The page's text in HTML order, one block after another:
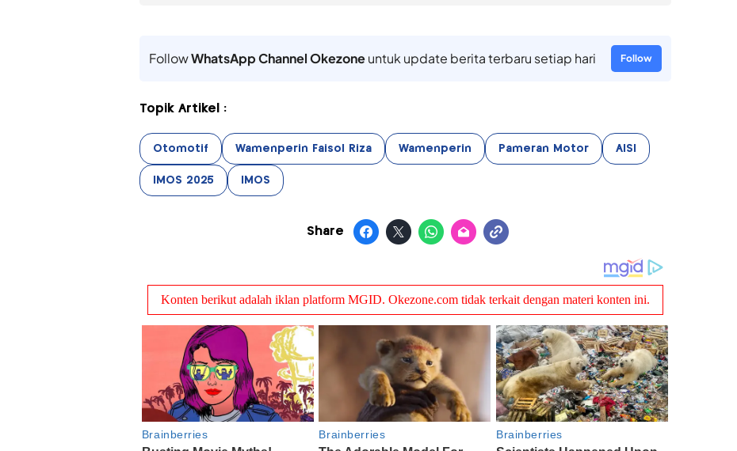
FollowWhatsApp Channel Okezoneuntuk update berita terbaru setiap hari Follow
Topik Artikel :
Otomotif Wamenperin Faisol Riza Wamenperin Pameran Motor AISI
IMOS 2025 IMOS
Share